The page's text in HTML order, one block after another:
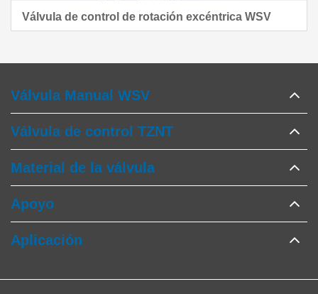
Válvula de control de rotación excéntrica WSV
Válvula Manual WSV
Válvula de control TZNT
Material de la válvula
Apoyo
Aplicación